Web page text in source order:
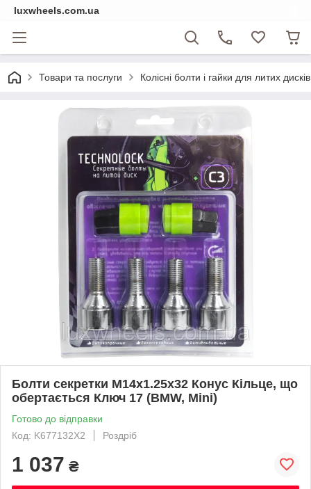
luxwheels.com.ua
Товари та послуги Колісні болти і гайки для литих
Болти секретки М14x1.25x32 Конус Кільце, що
обертається Ключ 17 (BMW, Mini)
Готово до відправки
Код: K677132X2
Роздріб
1 037 ₴